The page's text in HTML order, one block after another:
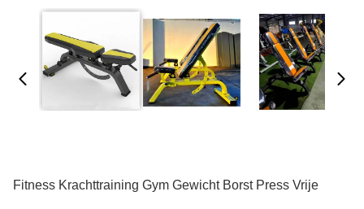
Fitness Krachttraining Gym Gewicht Borst Press Vrije